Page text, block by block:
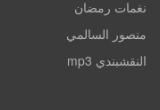
نغمات رمضان
منصور السالمي
النقشبندي mp3